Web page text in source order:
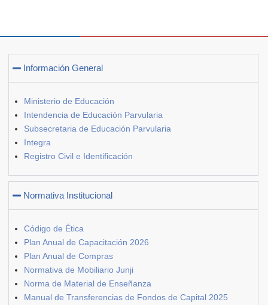
Información General
Ministerio de Educación
Intendencia de Educación Parvularia
Subsecretaria de Educación Parvularia
Integra
Registro Civil e Identificación
Normativa Institucional
Código de Ética
Plan Anual de Capacitación 2026
Plan Anual de Compras
Normativa de Mobiliario Junji
Norma de Material de Enseñanza
Manual de Transferencias de Fondos de Capital 2025